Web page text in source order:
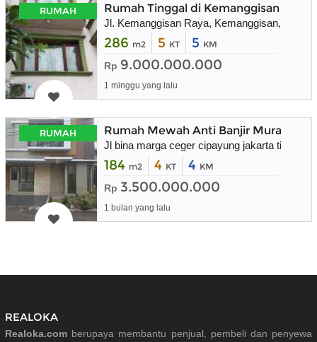
RUMAH Rumah Tinggal di Kemanggisan
Jl. Kemanggisan Raya, Kemanggisan, Kec.
286 m2 5 KT 5 KM
Rp 9.000.000.000
1 minggu yang lalu
RUMAH Rumah Mewah Anti Banjir Murah
Jl bina marga ceger cipayung jakarta timur
184 m2 4 KT 4 KM
Rp 3.500.000.000
1 bulan yang lalu
REALOKA
Realoka.com berupaya membantu penjual, pembeli dan penyewa